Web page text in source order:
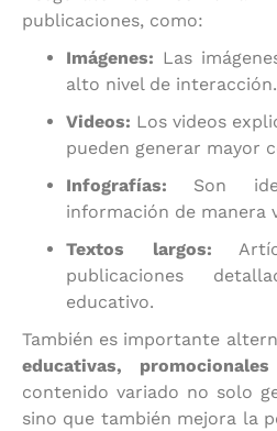
publicaciones, como:
Imágenes: Las
alto nivel de interacción.
Videos: Los videos
pueden generar mayor
Infografías: Son
información de manera
Textos largos:
publicaciones
educativo.
También es importante
educativas,
contenido variado no solo
sino que también mejora la